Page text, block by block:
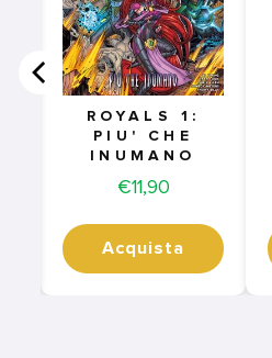
ROYALS 1:
PIU' CHE
INUMANO
Price
€11,90
Acquista